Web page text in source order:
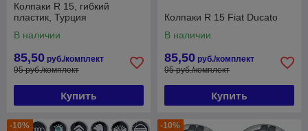
Колпаки R 15, гибкий
пластик, Турция
В наличии
85,50 руб./комплект
95 руб./комплект
Купить
Колпаки R 15 Fiat Ducato
В наличии
85,50 руб./комплект
95 руб./комплект
Купить
-10% -10%